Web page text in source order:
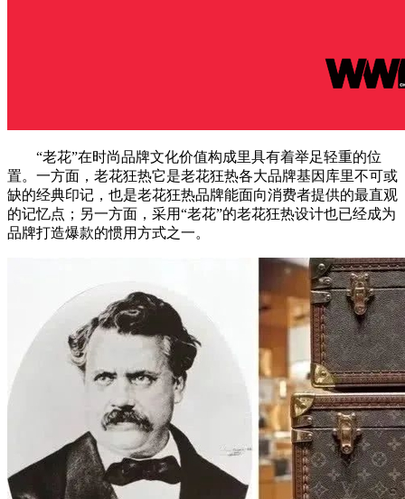
“老花”在时尚品牌文化价值构成里具有着举足轻重的位
置。一方面，老花狂热它是老花狂热各大品牌基因库里不可或
缺的经典印记，也是老花狂热品牌能面向消费者提供的最直观
的记忆点；另一方面，采用“老花”的老花狂热设计也已经成为
品牌打造爆款的惯用方式之一。